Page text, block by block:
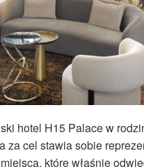
hotel H15 Palace w
cel stawia sobie
które właśnie